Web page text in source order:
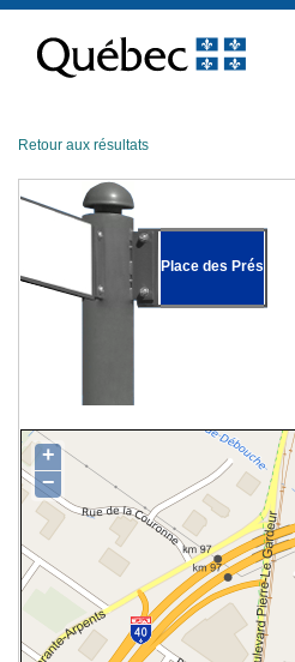
contenu
Retour aux résultats
Place des Prés
+
−